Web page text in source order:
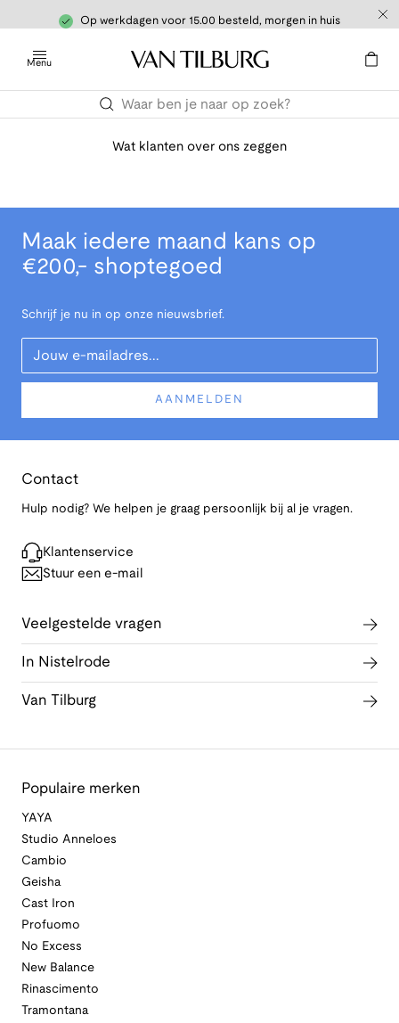
Op werkdagen voor 15.00 besteld, morgen in huis
Menu
Wat klanten over ons zeggen
Maak iedere maand kans op
€200,- shoptegoed
Schrijf je nu in op onze nieuwsbrief.
Your Email
AANMELDEN
Contact
Hulp nodig? We helpen je graag persoonlijk bij al je vragen.
Klantenservice
Stuur een e-mail
Veelgestelde vragen
In Nistelrode
Van Tilburg
Populaire merken
YAYA
Studio Anneloes
Cambio
Geisha
Cast Iron
Profuomo
No Excess
New Balance
Rinascimento
Tramontana